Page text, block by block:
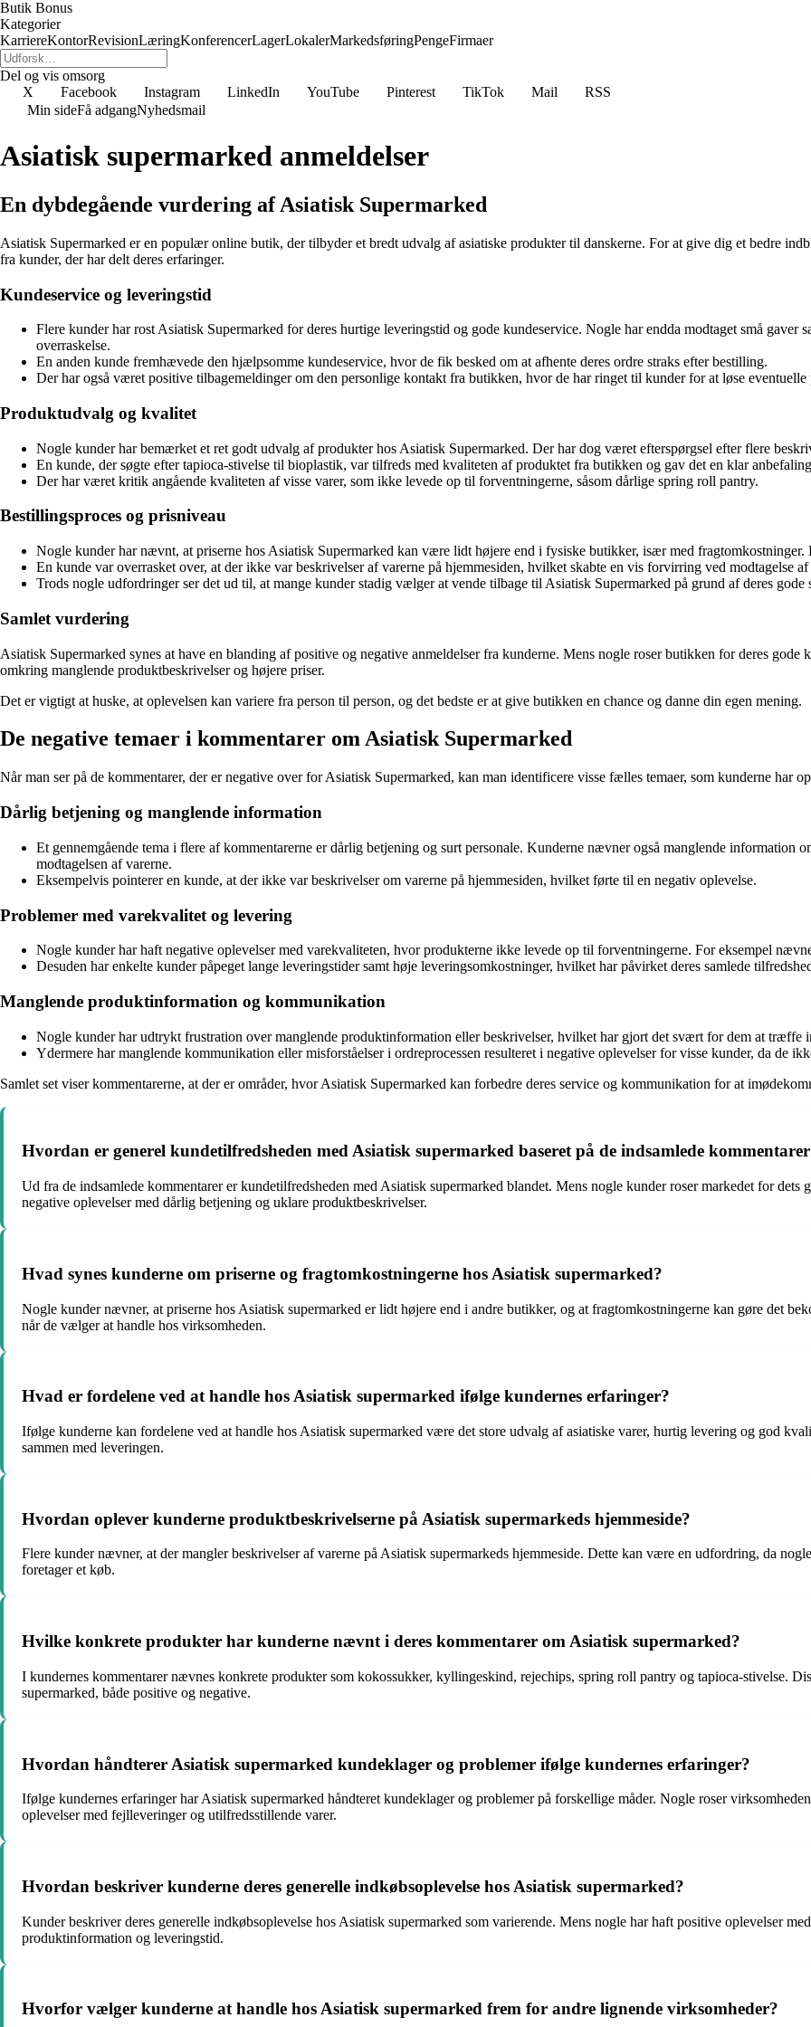
Butik Bonus
Kategorier
KarriereKontorRevisionLæringKonferencerLagerLokalerMarkedsføringPengeFirmaer
Del og vis omsorg
X
Facebook Instagram LinkedIn YouTube Pinterest TikTok Mail
RSS
Min sideFå adgangNyhedsmail
Asiatisk supermarked anmeldelser
En dybdegående vurdering af Asiatisk Supermarked
Asiatisk Supermarked er en populær online butik, der tilbyder et bredt udvalg af asiatiske produkter til danskerne. For at give dig et bedre
fra kunder, der har delt deres erfaringer.
Kundeservice og leveringstid
Flere kunder har rost Asiatisk Supermarked for deres hurtige leveringstid og gode kundeservice. Nogle har endda modtaget små gaver
overraskelse.
En anden kunde fremhævede den hjælpsomme kundeservice, hvor de fik besked om at afhente deres ordre straks efter bestilling.
Der har også været positive tilbagemeldinger om den personlige kontakt fra butikken, hvor de har ringet til kunder for at løse eventuelle
Produktudvalg og kvalitet
Nogle kunder har bemærket et ret godt udvalg af produkter hos Asiatisk Supermarked. Der har dog været efterspørgsel efter flere
En kunde, der søgte efter tapioca-stivelse til bioplastik, var tilfreds med kvaliteten af produktet fra butikken og gav det en klar
Der har været kritik angående kvaliteten af visse varer, som ikke levede op til forventningerne, såsom dårlige spring roll pantry.
Bestillingsproces og prisniveau
Nogle kunder har nævnt, at priserne hos Asiatisk Supermarked kan være lidt højere end i fysiske butikker, især med
En kunde var overrasket over, at der ikke var beskrivelser af varerne på hjemmesiden, hvilket skabte en vis forvirring ved modtagelse
Trods nogle udfordringer ser det ud til, at mange kunder stadig vælger at vende tilbage til Asiatisk Supermarked på grund af deres
Samlet vurdering
Asiatisk Supermarked synes at have en blanding af positive og negative anmeldelser fra kunderne. Mens nogle roser butikken for deres
omkring manglende produktbeskrivelser og højere priser.
Det er vigtigt at huske, at oplevelsen kan variere fra person til person, og det bedste er at give butikken en chance og danne din egen mening.
De negative temaer i kommentarer om Asiatisk Supermarked
Når man ser på de kommentarer, der er negative over for Asiatisk Supermarked, kan man identificere visse fælles temaer, som kunderne har
Dårlig betjening og manglende information
Et gennemgående tema i flere af kommentarerne er dårlig betjening og surt personale. Kunderne nævner også manglende information
modtagelsen af varerne.
Eksempelvis pointerer en kunde, at der ikke var beskrivelser om varerne på hjemmesiden, hvilket førte til en negativ oplevelse.
Problemer med varekvalitet og levering
Nogle kunder har haft negative oplevelser med varekvaliteten, hvor produkterne ikke levede op til forventningerne. For eksempel
Desuden har enkelte kunder påpeget lange leveringstider samt høje leveringsomkostninger, hvilket har påvirket deres samlede
Manglende produktinformation og kommunikation
Nogle kunder har udtrykt frustration over manglende produktinformation eller beskrivelser, hvilket har gjort det svært for dem at træffe
Ydermere har manglende kommunikation eller misforståelser i ordreprocessen resulteret i negative oplevelser for visse kunder, da de
Samlet set viser kommentarerne, at der er områder, hvor Asiatisk Supermarked kan forbedre deres service og kommunikation for at
Hvordan er generel kundetilfredsheden med Asiatisk supermarked baseret på de indsamlede
Ud fra de indsamlede kommentarer er kundetilfredsheden med Asiatisk supermarked blandet. Mens nogle kunder roser markedet for
negative oplevelser med dårlig betjening og uklare produktbeskrivelser.
Hvad synes kunderne om priserne og fragtomkostningerne hos Asiatisk supermarked?
Nogle kunder nævner, at priserne hos Asiatisk supermarked er lidt højere end i andre butikker, og at fragtomkostningerne kan gøre det
når de vælger at handle hos virksomheden.
Hvad er fordelene ved at handle hos Asiatisk supermarked ifølge kundernes erfaringer?
Ifølge kunderne kan fordelene ved at handle hos Asiatisk supermarked være det store udvalg af asiatiske varer, hurtig levering og god
sammen med leveringen.
Hvordan oplever kunderne produktbeskrivelserne på Asiatisk supermarkeds hjemmeside?
Flere kunder nævner, at der mangler beskrivelser af varerne på Asiatisk supermarkeds hjemmeside. Dette kan være en udfordring, da
foretager et køb.
Hvilke konkrete produkter har kunderne nævnt i deres kommentarer om Asiatisk supermarked?
I kundernes kommentarer nævnes konkrete produkter som kokossukker, kyllingeskind, rejechips, spring roll pantry og tapioca-stivelse.
supermarked, både positive og negative.
Hvordan håndterer Asiatisk supermarked kundeklager og problemer ifølge kundernes erfaringer?
Ifølge kundernes erfaringer har Asiatisk supermarked håndteret kundeklager og problemer på forskellige måder. Nogle roser
oplevelser med fejlleveringer og utilfredsstillende varer.
Hvordan beskriver kunderne deres generelle indkøbsoplevelse hos Asiatisk supermarked?
Kunder beskriver deres generelle indkøbsoplevelse hos Asiatisk supermarked som varierende. Mens nogle har haft positive oplevelser
produktinformation og leveringstid.
Hvorfor vælger kunderne at handle hos Asiatisk supermarked frem for andre lignende virksomheder?